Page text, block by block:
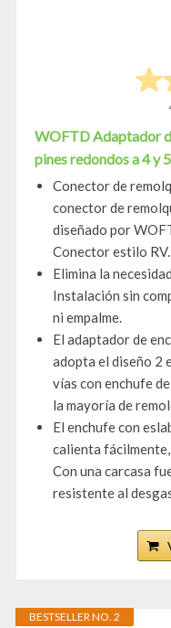
WOFTD Adaptador
pines redondos a 4 y
Conector de
conector de
diseñado por
Conector estilo RV.
Elimina la
Instalación sin
ni empalme.
El adaptador de
adopta el diseño 2
vías con enchufe
la mayoría de
El enchufe con
calienta
Con una carcasa
resistente al
BESTSELLER NO. 2